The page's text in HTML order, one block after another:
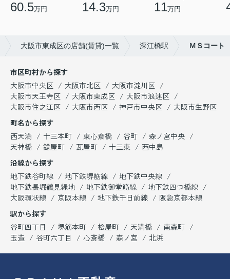
60.5万円 14.3万円 11万円
大阪市東成区の店舗(賃貸)一覧 深江橋駅 ＭＳコート
市区町村から探す
大阪市中央区
大阪市北区
大阪市淀川区
大阪市天王寺区
大阪市東成区
大阪市浪速区
大阪市住之江区
大阪市西区 神戸市中央区
大阪市生野区
町名から探す
西天満
十三本町 東心斎橋 谷町
森ノ宮中央
天神橋
鎗屋町 瓦屋町 十三東
西中島
沿線から探す
地下鉄谷町線
地下鉄堺筋線
地下鉄中央線
地下鉄長堀鶴見緑地
地下鉄御堂筋線
地下鉄四つ橋線
大阪環状線
京阪本線 地下鉄千日前線
阪急京都本線
駅から探す
谷町四丁目
堺筋本町 松屋町 天満橋
南森町
玉造
谷町六丁目 心斎橋 森ノ宮 北浜